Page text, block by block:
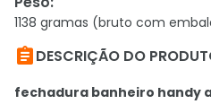
1138 gramas (bruto com
DESCRIÇÃO DO
fechadura banheiro handy